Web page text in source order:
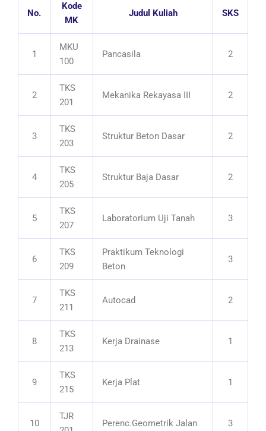
No.
Kode
MK
Judul Kuliah SKS
1
MKU
100
Pancasila 2
2
TKS
201
Mekanika Rekayasa III 2
3
TKS
203
Struktur Beton Dasar 2
4
TKS
205
Struktur Baja Dasar 2
5
TKS
207
Laboratorium Uji Tanah 3
6
TKS
209
Praktikum Teknologi
Beton
3
7
TKS
211
Autocad 2
8
TKS
213
Kerja Drainase 1
9
TKS
215
Kerja Plat 1
10
TJR
Perenc.Geometrik Jalan 3